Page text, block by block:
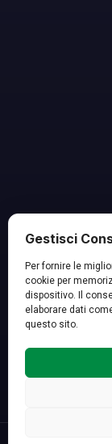
Gestisci
Per fornire le
cookie per
dispositivo. Il
elaborare dati
questo sito.